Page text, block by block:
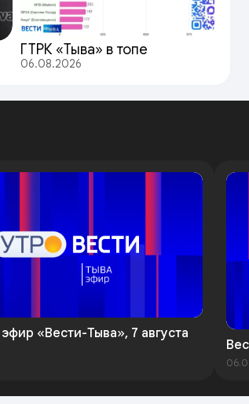
ГТРК «Тыва» в топе
06.08.2026
«Вести-Тыва», 7 августа